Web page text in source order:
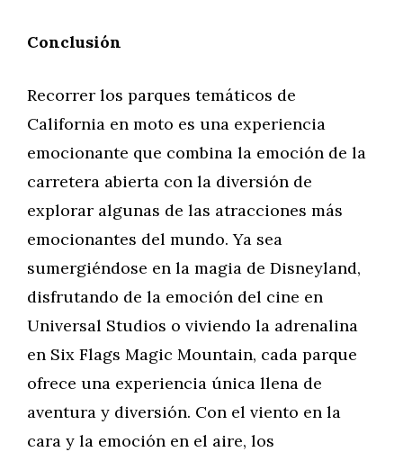
Conclusión
Recorrer los parques temáticos de
California en moto es una experiencia
emocionante que combina la emoción de la
carretera abierta con la diversión de
explorar algunas de las atracciones más
emocionantes del mundo. Ya sea
sumergiéndose en la magia de Disneyland,
disfrutando de la emoción del cine en
Universal Studios o viviendo la adrenalina
en Six Flags Magic Mountain, cada parque
ofrece una experiencia única llena de
aventura y diversión. Con el viento en la
cara y la emoción en el aire, los